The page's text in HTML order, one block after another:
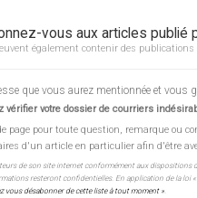
vous aux articles publié
également contenir des publications
que vous aurez mentionnée et vous
vérifier votre dossier de courriers
pour toute question, remarque ou
d'un article en particulier afin d'être
de son site internet conformément aux dispositions
resteront confidentielles. En application de la loi
vous désabonner de cette liste à tout moment »